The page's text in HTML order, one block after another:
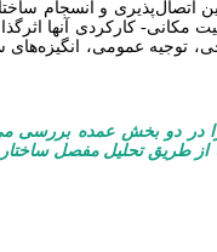
اتصال‌پذیری و انسجام
کارکردی آنها
توجیه عمومی،
در دو بخش عمده بررسی
طریق تحلیل مفصل